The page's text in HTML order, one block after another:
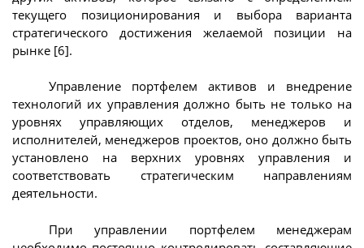
текущего позиционирования и выбора варианта
стратегического достижения желаемой позиции на
рынке [6].
Управление портфелем активов и внедрение
технологий их управления должно быть не только на
уровнях управляющих отделов, менеджеров и
исполнителей, менеджеров проектов, оно должно быть
установлено на верхних уровнях управления и
соответствовать стратегическим направлениям
деятельности.
При управлении портфелем менеджерам